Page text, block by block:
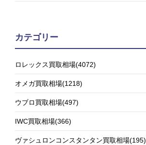
カテゴリー
ロレックス買取相場(4072)
オメガ買取相場(1218)
ウブロ買取相場(497)
IWC買取相場(366)
ヴァシュロンコンスタンタン買取相場(195)